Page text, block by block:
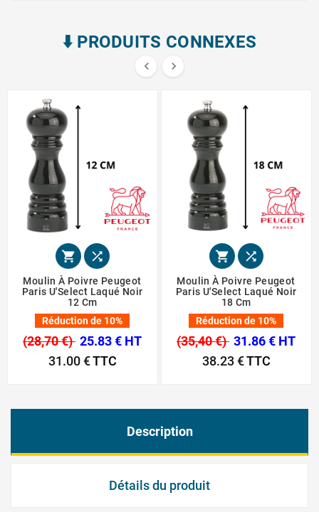
⬇️​ PRODUITS CONNEXES
 
 
Moulin À Poivre Peugeot
Paris U'Select Laqué Noir
12 Cm
Réduction de 10%
(28,70 €) 25.83 € HT
31.00 €TTC
 
Moulin À Poivre Peugeot
Paris U'Select Laqué Noir
18 Cm
Réduction de 10%
(35,40 €) 31.86 € HT
38.23 €TTC
Description
Détails du produit